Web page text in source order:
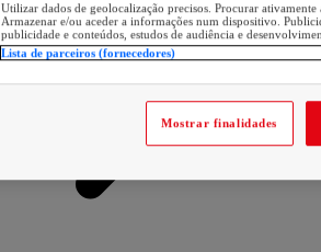
Utilizar dados de geolocalização precisos. Procurar
Armazenar e/ou aceder a informações num dispositivo.
publicidade e conteúdos, estudos de audiência e
Lista de parceiros (fornecedores)
Mostrar finalidades